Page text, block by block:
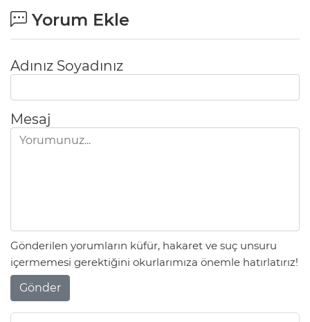
Yorum Ekle
Adınız Soyadınız
Mesaj
Gönderilen yorumların küfür, hakaret ve suç unsuru
içermemesi gerektiğini okurlarımıza önemle hatırlatırız!
Gönder